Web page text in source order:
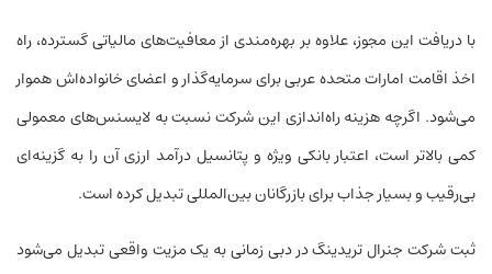
با دریافت این مجوز، علاوه بر بهره‌مندی از معافیت‌های مالیاتی گسترده، راه
اخذ اقامت امارات متحده عربی برای سرمایه‌گذار و اعضای خانواده‌اش هموار
می‌شود. اگرچه هزینه راه‌اندازی این شرکت نسبت به لایسنس‌های معمولی
کمی بالاتر است، اعتبار بانکی ویژه و پتانسیل درآمد ارزی آن را به گزینه‌ای
بی‌رقیب و بسیار جذاب برای بازرگانان بین‌المللی تبدیل کرده است.
ثبت شرکت جنرال تریدینگ در دبی زمانی به یک مزیت واقعی تبدیل می‌شود